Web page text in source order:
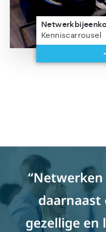
Kenniscarrousel
daarnaast
gezellige en